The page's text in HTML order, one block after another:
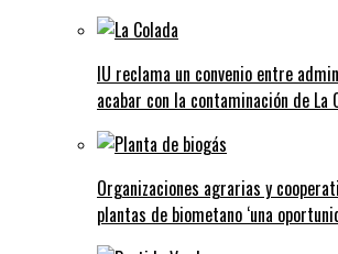
IU reclama un convenio entre
acabar con la contaminación de La
Organizaciones agrarias y
plantas de biometano ‘una